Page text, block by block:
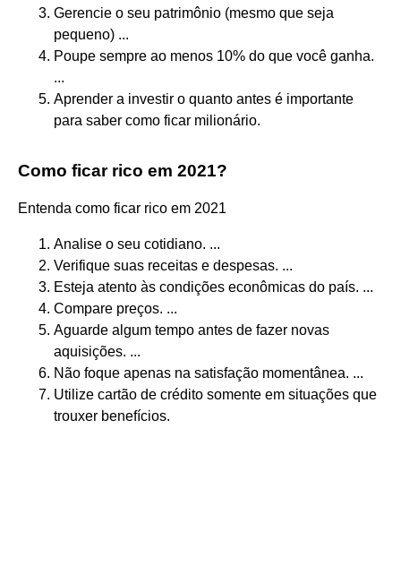
Gerencie o seu patrimônio (mesmo que seja
pequeno) ...
Poupe sempre ao menos 10% do que você ganha.
...
Aprender a investir o quanto antes é importante
para saber como ficar milionário.
Como ficar rico em 2021?
Entenda como ficar rico em 2021
Analise o seu cotidiano. ...
Verifique suas receitas e despesas. ...
Esteja atento às condições econômicas do país. ...
Compare preços. ...
Aguarde algum tempo antes de fazer novas
aquisições. ...
Não foque apenas na satisfação momentânea. ...
Utilize cartão de crédito somente em situações que
trouxer benefícios.